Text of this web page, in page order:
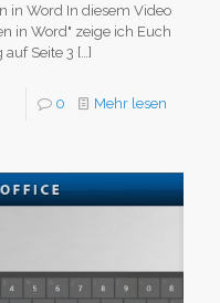
in Word In diesem Video
in Word" zeige ich Euch
Seite 3 […]
0 Mehr lesen